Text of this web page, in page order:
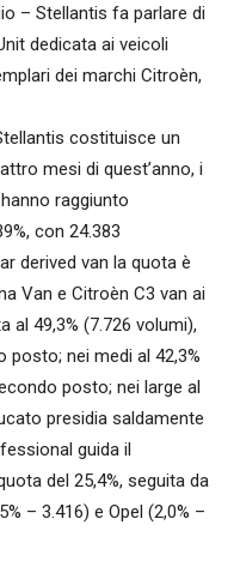
– Stellantis fa parlare di
dedicata ai veicoli
dei marchi Citroèn,
costituisce un
mesi di quest’anno, i
raggiunto
con 24.383
derived van la quota è
Van e Citroèn C3 van ai
49,3% (7.726 volumi),
posto; nei medi al 42,3%
posto; nei large al
presidia saldamente
guida il
del 25,4%, seguita da
– 3.416) e Opel (2,0% –